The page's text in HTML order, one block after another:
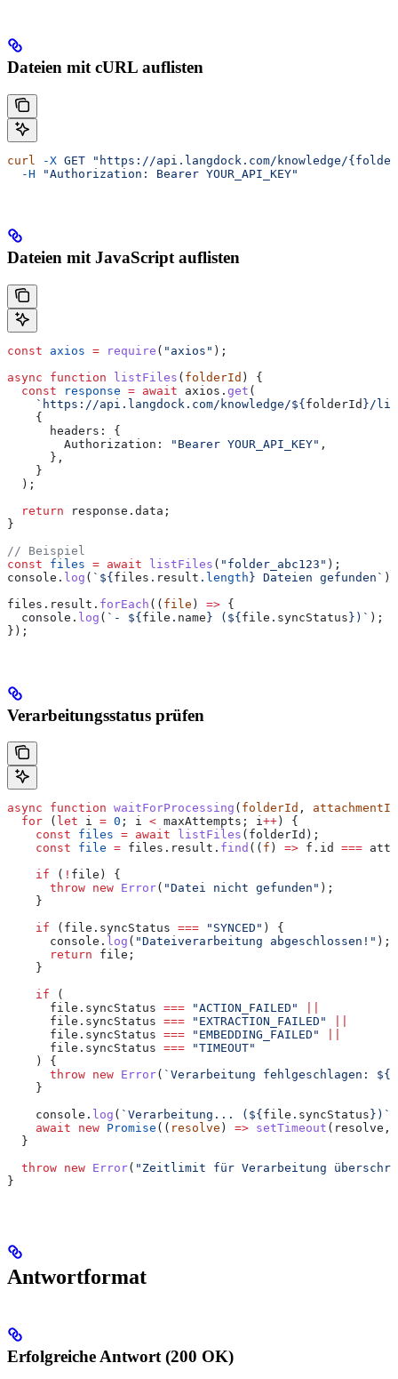
Dateien mit cURL auflisten
curl -X GET "https://api.langdock.com/knowledge/
  -H
"Authorization: Bearer YOUR_API_KEY"
Dateien mit JavaScript auflisten
const axios = require ( "axios" );
async function listFiles ( folderId ) {
  const
response = await axios . get (
    `https://api.langdock.com/knowledge/
${ folderId }/
    {
      headers:
{
        Authorization:
"Bearer YOUR_API_KEY" ,
      },
    }
  );
  return
response . data ;
}
// Beispiel
const files = await listFiles ( "folder_abc123" );
console . log ( ` ${ files . result . length } Dateien gefunden` );
files . result . forEach (( file ) => {
  console
. log ( `- ${ file . name } ( ${ file . syncStatus } )` );
});
Verarbeitungsstatus prüfen
async function waitForProcessing ( folderId , attachmentId
  for
( let i = 0 ; i < maxAttempts ; i++ ) {
    const
files = await listFiles ( folderId );
    const
file = files . result . find (( f ) => f . id ===
    if
( ! file ) {
      throw
new Error( "Datei nicht gefunden" );
    }
    if
( file . syncStatus === "SYNCED" ) {
      console
. log ( "Dateiverarbeitung abgeschlossen!" );
      return
file ;
    }
    if
(
      file
. syncStatus === "ACTION_FAILED"
      file
. syncStatus === "EXTRACTION_FAILED"
      file
. syncStatus === "EMBEDDING_FAILED"
      file
. syncStatus === "TIMEOUT"
    ) {
      throw
new Error( `Verarbeitung fehlgeschlagen: ${
    }
    console
. log ( `Verarbeitung... ( ${ file . syncStatus } )`
    await
new Promise (( resolve ) => setTimeout ( resolve ,
  }
  throw
new Error( "Zeitlimit für Verarbeitung
}
Antwortformat
Erfolgreiche Antwort (200 OK)